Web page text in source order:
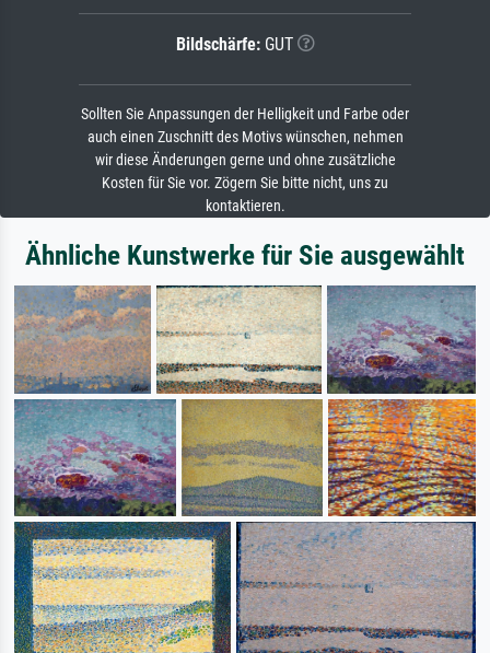
Bildschärfe:GUT
Sollten Sie Anpassungen der Helligkeit und Farbe oder
auch einen Zuschnitt des Motivs wünschen, nehmen
wir diese Änderungen gerne und ohne zusätzliche
Kosten für Sie vor. Zögern Sie bitte nicht, uns zu
kontaktieren.
Ähnliche Kunstwerke für Sie ausgewählt